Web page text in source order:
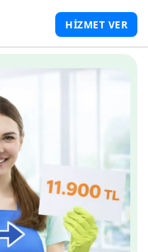
HİZMET VER